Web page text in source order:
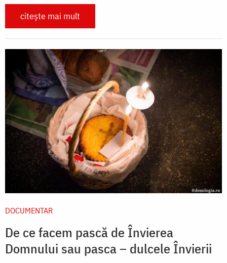
citește mai mult
DOCUMENTAR
De ce facem pască de Învierea
Domnului sau pasca – dulcele Învierii